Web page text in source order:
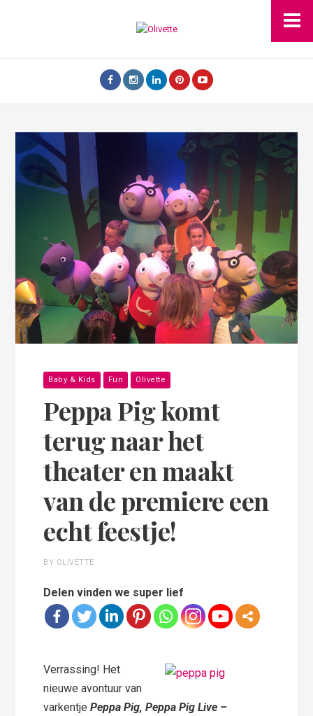
Baby & Kids Fun Olivette
Peppa Pig komt
terug naar het
theater en maakt
van de premiere een
echt feestje!
BY OLIVETTE
Delen vinden we super lief
Verrassing! Het
nieuwe avontuur van
varkentjePeppa Pig, Peppa Pig Live –